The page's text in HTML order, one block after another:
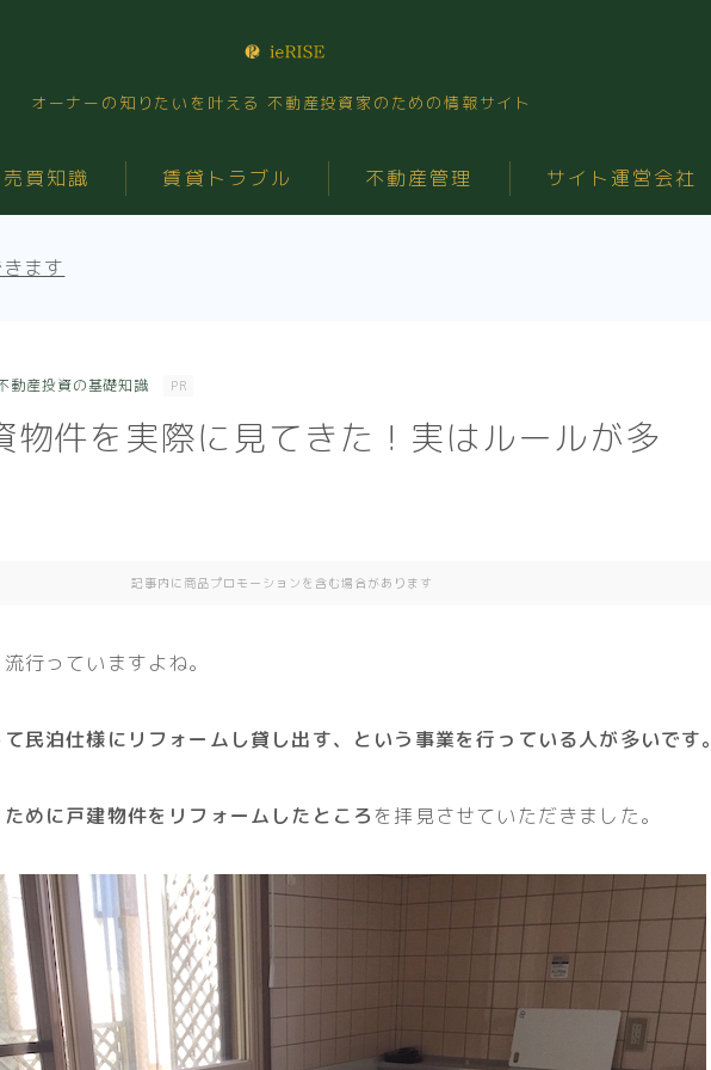
オーナーの知りたいを叶える 不動産投資家のための情報サイト
売買知識 賃貸トラブル 不動産管理 サイト運営会社
ます
動産投資の基礎知識 PR
物件を実際に見てきた！実はルールが多
記事内に商品プロモーションを含む場合があります
行っていますよね。
民泊仕様にリフォームし貸し出す、という事業を行っている人が多いです。
めに戸建物件をリフォームしたところを拝見させていただきました。